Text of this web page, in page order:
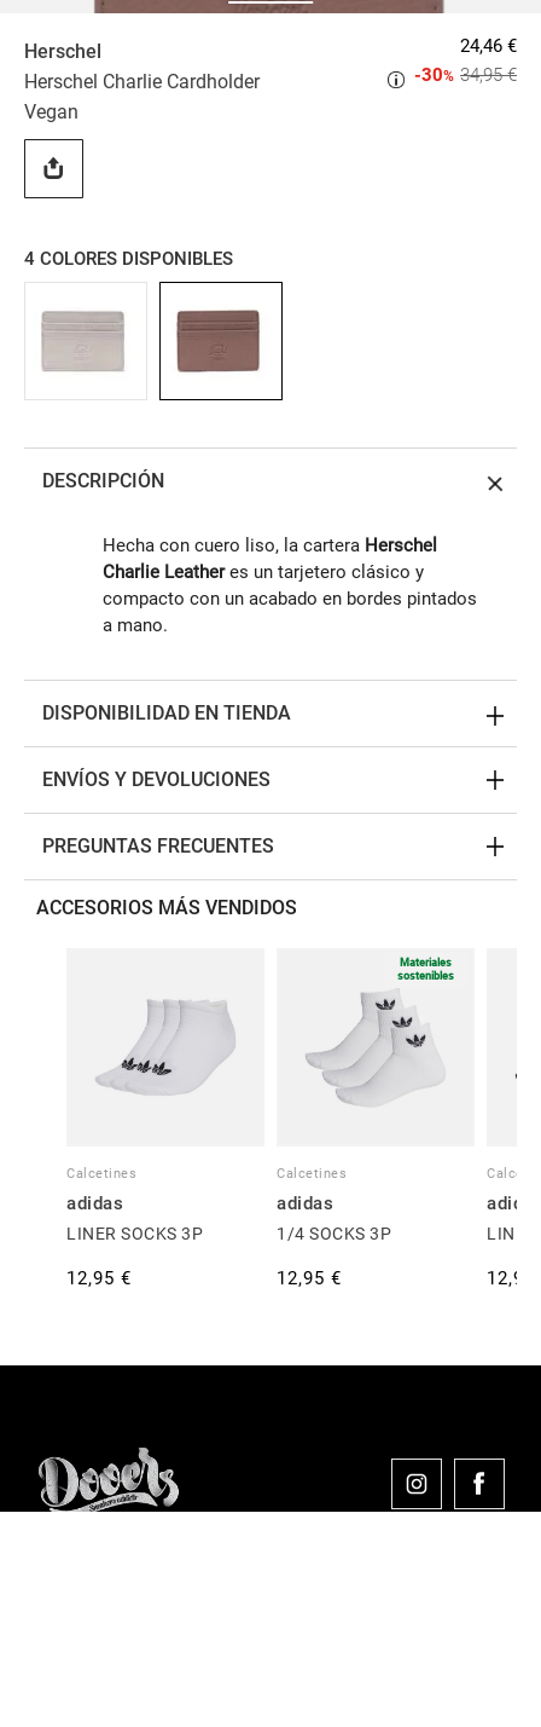
Herschel
Herschel Charlie Cardholder
Vegan
24,46 €
34,95 €
-30%
4 COLORES DISPONIBLES
DESCRIPCIÓN
Hecha con cuero liso, la cartera Herschel
Charlie Leatheres un tarjetero clásico y
compacto con un acabado en bordes pintados
a mano.
DISPONIBILIDAD EN TIENDA
ENVÍOS Y DEVOLUCIONES
PREGUNTAS FRECUENTES
ACCESORIOS MÁS VENDIDOS
Calcetines
adidas
LINER SOCKS 3P
12,95 €
Materiales
sostenibles
Calcetines
adidas
1/4 SOCKS 3P
12,95 €
LINER
12,95